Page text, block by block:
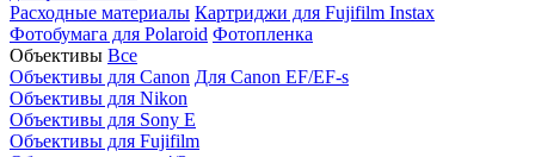
Расходные материалы Картриджи для Fujifilm Instax
Фотобумага для Polaroid Фотопленка
Объективы Все
Объективы для Canon Для Canon EF/EF-s
Объективы для Nikon
Объективы для Sony E
Объективы для Fujifilm